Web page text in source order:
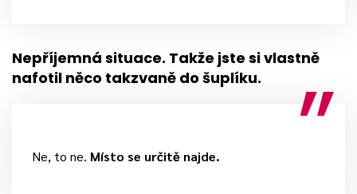
Nepříjemná situace. Takže jste si vlastně
nafotil něco takzvaně do šuplíku.
Ne, to ne. Místo se určitě najde.